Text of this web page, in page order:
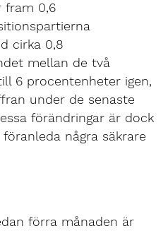
fram 0,6
cirka 0,8
mellan de två
6 procentenheter igen,
under de senaste
förändringar är dock
några säkrare
förra månaden är